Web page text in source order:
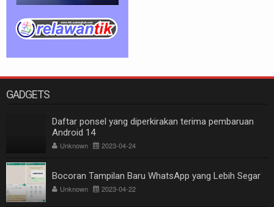
GADGETS
Daftar ponsel yang diperkirakan terima pembaruan
Android 14
Unknown 2023-04-24
Bocoran Tampilan Baru WhatsApp yang Lebih Segar
Unknown 2023-04-22